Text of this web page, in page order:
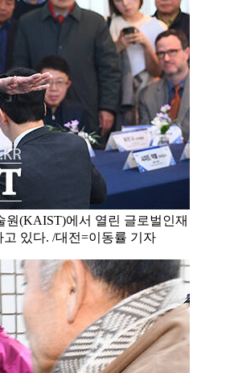
원(KAIST)에서 열린 글로벌인재
있다. /대전=이동률 기자